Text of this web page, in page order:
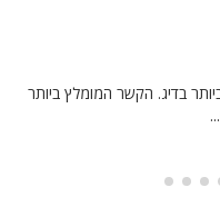
דמויים פרוש המילה מערבית
אנחנו זורקים...